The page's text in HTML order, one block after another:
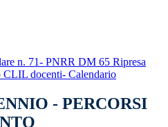
n. 71- PNRR DM 65 Ripresa
CLIL docenti- Calendario
- PERCORSI